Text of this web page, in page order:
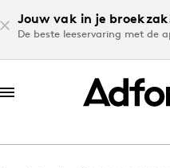
Jouw vak in je
De beste leeservaring met de